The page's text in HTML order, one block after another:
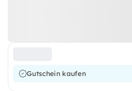
Gutschein kaufen